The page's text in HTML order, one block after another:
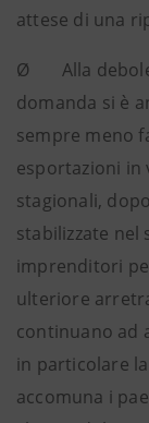
attese di una
Ø Alla
domanda si è
sempre meno
esportazioni in
stagionali,
stabilizzate nel
imprenditori
ulteriore
continuano ad
in particolare
accomuna i